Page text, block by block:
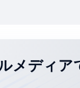
メディア